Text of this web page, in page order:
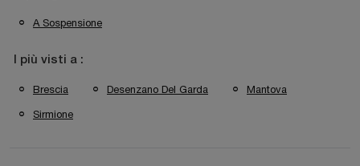
A Sospensione
I più visti a :
Brescia Desenzano Del Garda Mantova
Sirmione